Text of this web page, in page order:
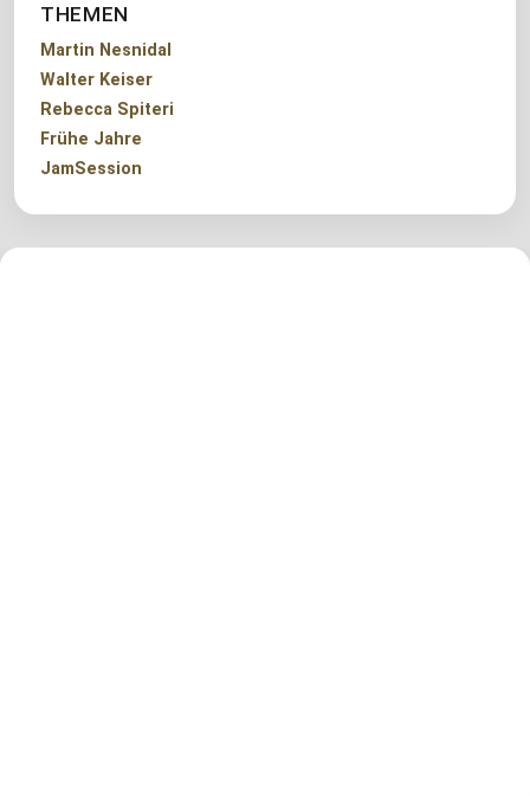
THEMEN
Martin Nesnidal
Walter Keiser
Rebecca Spiteri
Frühe Jahre
JamSession